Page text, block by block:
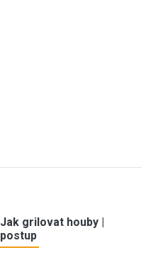
Jak grilovat houby |
postup